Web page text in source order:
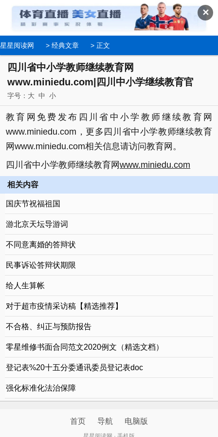
✕
星星阅读网 > 经典文章 > 正文
四川省中小学教师继续教育网
www.miniedu.com|四川中小学继续教育官
字号： 大 中 小
教育网免费发布四川省中小学教师继续教育网
www.miniedu.com，更多四川省中小学教师继续教育
网www.miniedu.com相关信息请访问教育网。
四川省中小学教师继续教育网www.miniedu.com
相关内容
国庆节祝福祖国
游北京天坛导游词
不同意离婚的答辩状
民事诉讼答辩状期限
给人生算帐
对于超市疫情采访稿【精选推荐】
不合格、纠正与预防报告
零星维修书面合同范文2020例文（精选文档）
登记表%20十五分委通讯委员登记表doc
强化标准化法治保障
首页 导航 电脑版